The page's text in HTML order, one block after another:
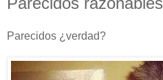
Parecidos ¿verdad?